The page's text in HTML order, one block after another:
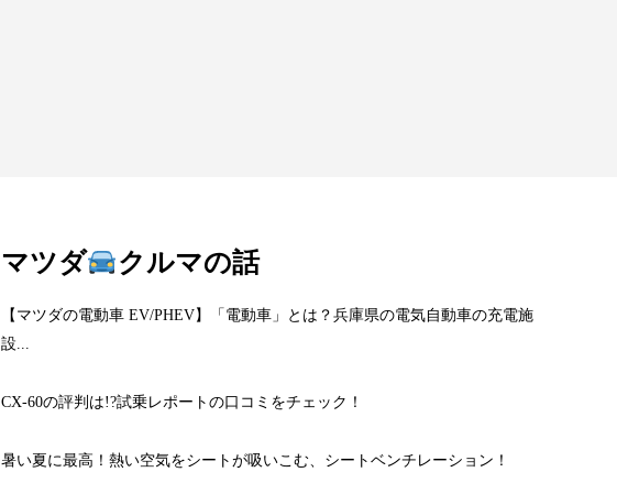
マツダ クルマの話
【マツダの電動車 EV/PHEV】「電動車」とは？兵庫県の電気自動車の充電施
設...
CX-60の評判は!?試乗レポートの口コミをチェック！
暑い夏に最高！熱い空気をシートが吸いこむ、シートベンチレーション！